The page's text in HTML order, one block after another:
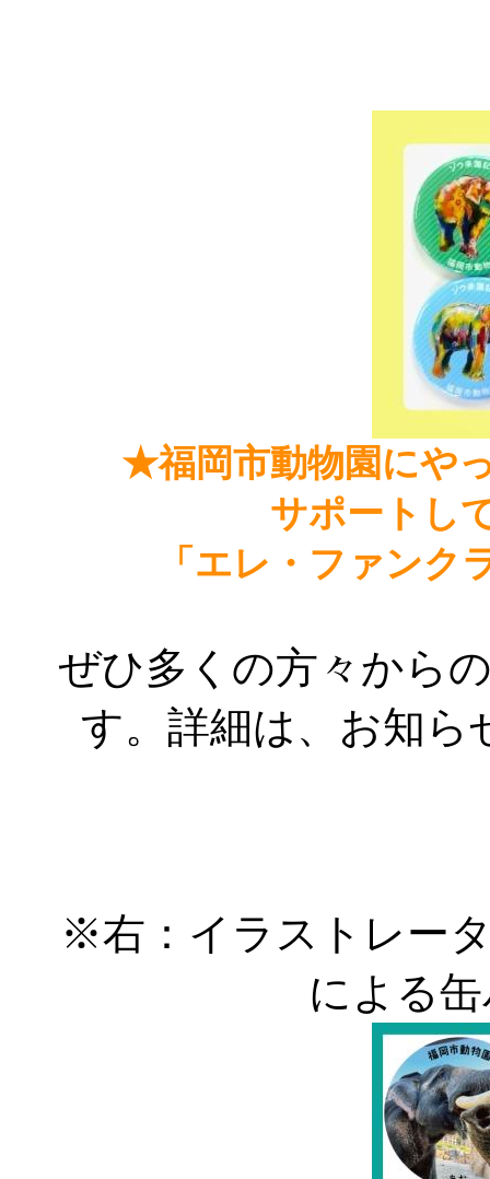
★福岡市動物園にや
サポートし
「エレ・ファンク
ぜひ多くの方々から
す。詳細は、お知ら
※右：イラストレー
による